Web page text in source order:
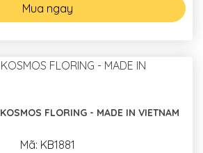
Mua ngay
SÀN GỖ - KB1881- KOSMOS FLORING - MADE IN VIETNAM
Mã: KB1881